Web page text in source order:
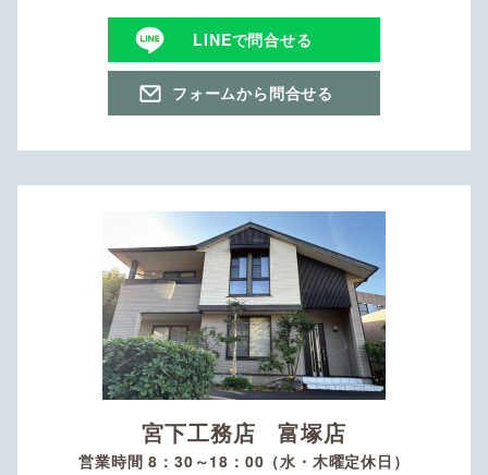
LINEで問合せる
フォームから問合せる
宮下工務店 富塚店
営業時間 8：30～18：00（水・木曜定休日）